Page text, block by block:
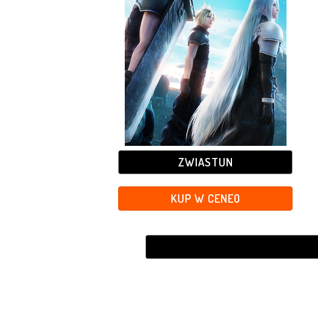
ZWIASTUN
KUP W CENEO